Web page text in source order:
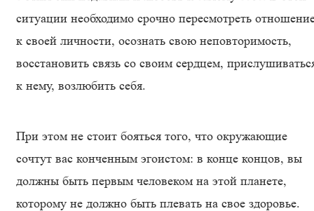
ситуации необходимо срочно пересмотреть
к своей личности, осознать свою неповторимость,
восстановить связь со своим сердцем,
к нему, возлюбить себя.
При этом не стоит бояться того, что окружающие
сочтут вас конченным эгоистом: в конце концов, вы
должны быть первым человеком на этой планете,
которому не должно быть плевать на свое здоровье.